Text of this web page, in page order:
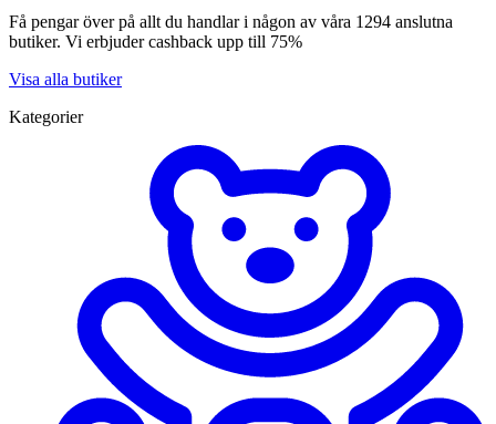
Få pengar över på allt du handlar i någon av våra 1294 anslutna
butiker. Vi erbjuder cashback upp till 75%
Visa alla butiker
Kategorier